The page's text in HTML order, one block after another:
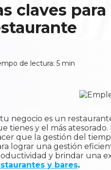
claves
de lectura: 5 min
tu negocio es un
tienes y el más
que la gestión del
lograr una gestión
y brindar una
y bares.